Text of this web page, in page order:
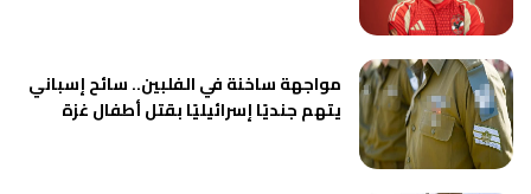
مواجهة ساخنة في الفلبين.. سائح إسباني
يتهم جنديًا إسرائيليًا بقتل أطفال غزة